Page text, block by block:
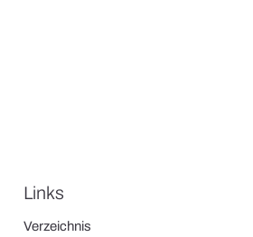
Links
Verzeichnis